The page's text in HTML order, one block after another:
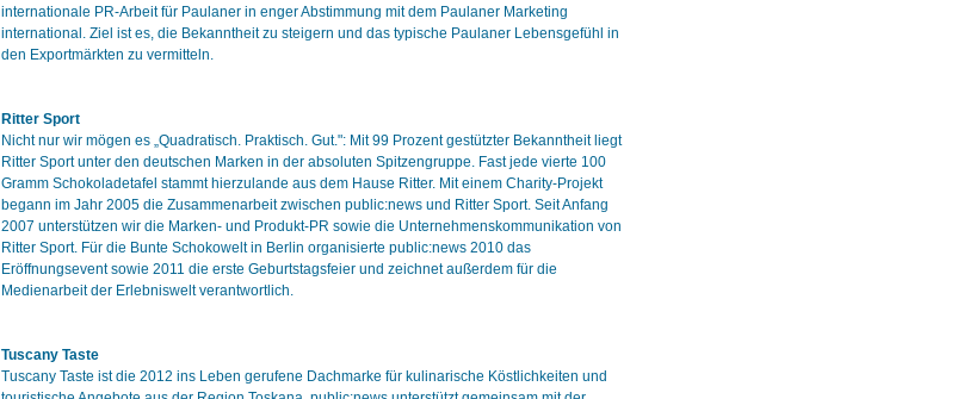
internationale PR-Arbeit für Paulaner in enger Abstimmung mit dem Paulaner Marketing
international. Ziel ist es, die Bekanntheit zu steigern und das typische Paulaner Lebensgefühl in
den Exportmärkten zu vermitteln.
Ritter Sport
Nicht nur wir mögen es „Quadratisch. Praktisch. Gut.": Mit 99 Prozent gestützter Bekanntheit liegt
Ritter Sport unter den deutschen Marken in der absoluten Spitzengruppe. Fast jede vierte 100
Gramm Schokoladetafel stammt hierzulande aus dem Hause Ritter. Mit einem Charity-Projekt
begann im Jahr 2005 die Zusammenarbeit zwischen public:news und Ritter Sport. Seit Anfang
2007 unterstützen wir die Marken- und Produkt-PR sowie die Unternehmenskommunikation von
Ritter Sport. Für die Bunte Schokowelt in Berlin organisierte public:news 2010 das
Eröffnungsevent sowie 2011 die erste Geburtstagsfeier und zeichnet außerdem für die
Medienarbeit der Erlebniswelt verantwortlich.
Tuscany Taste
Tuscany Taste ist die 2012 ins Leben gerufene Dachmarke für kulinarische Köstlichkeiten und